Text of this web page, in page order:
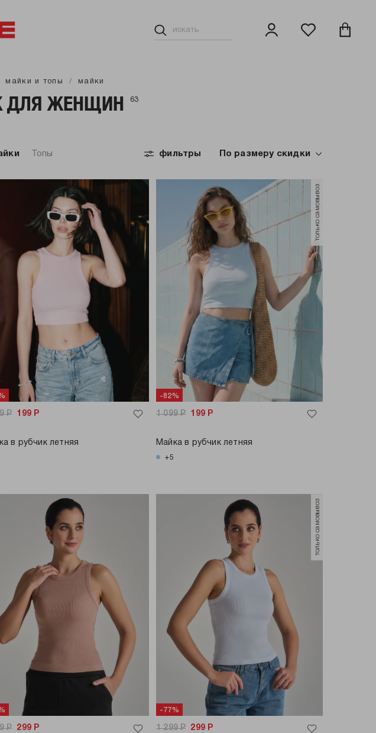
майки и топы майки
ДЛЯ ЖЕНЩИН 63
Топы По размеру скидки
фильтры
Р 199 Р
в рубчик летняя
-82%
только самовывоз
1 099Р 199 Р
Майка в рубчик летняя
+5
Р 299 Р
-77%
только самовывоз
1 299Р 299 Р